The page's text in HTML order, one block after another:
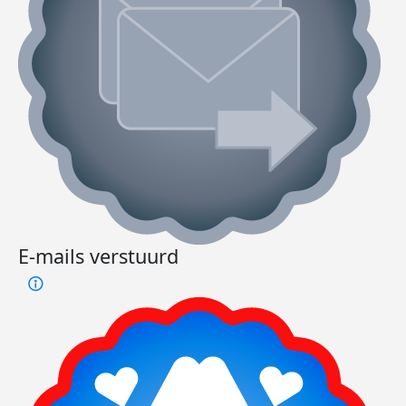
E-mails verstuurd